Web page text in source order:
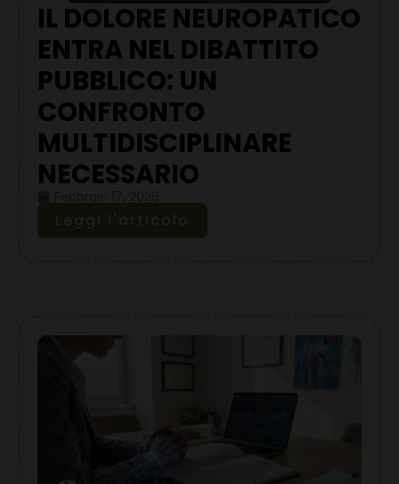
IL DOLORE NEUROPATICO
ENTRA NEL DIBATTITO
PUBBLICO: UN
CONFRONTO
MULTIDISCIPLINARE
NECESSARIO
Leggi l'articolo